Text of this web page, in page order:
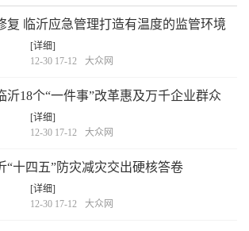
复 临沂应急管理打造有温度的监管环境
[详细]
12-30 17-12
大众网
沂18个“一件事”改革惠及万千企业群众
[详细]
12-30 17-12
大众网
“十四五”防灾减灾交出硬核答卷
[详细]
12-30 17-12
大众网